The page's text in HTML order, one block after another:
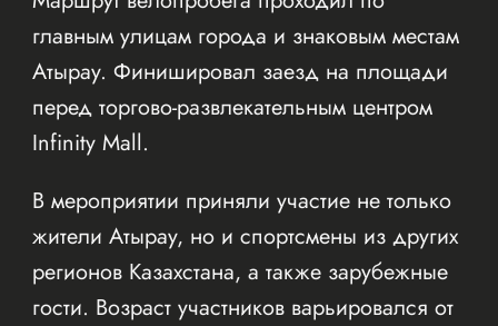
главным улицам города и знаковым местам
Атырау. Финишировал заезд на площади
перед торгово-развлекательным центром
Infinity Mall.
В мероприятии приняли участие не только
жители Атырау, но и спортсмены из других
регионов Казахстана, а также зарубежные
гости. Возраст участников варьировался от